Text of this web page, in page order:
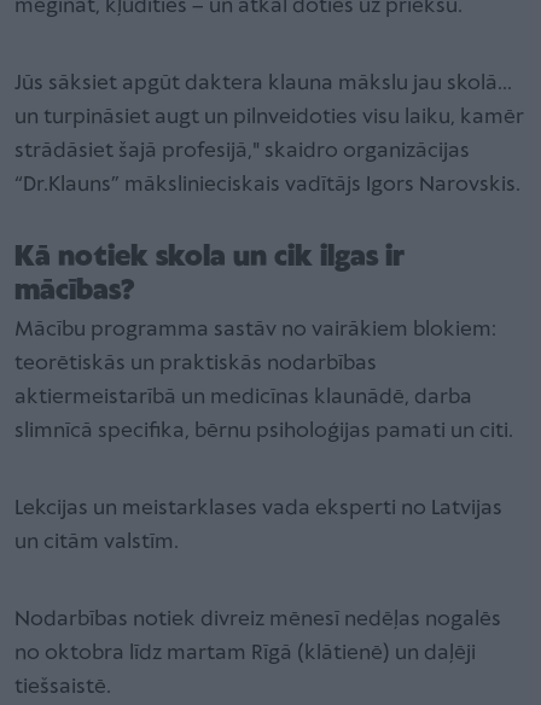
mēģināt, kļūdīties – un atkal doties uz priekšu.
Jūs sāksiet apgūt daktera klauna mākslu jau skolā...
un turpināsiet augt un pilnveidoties visu laiku, kamēr
strādāsiet šajā profesijā," skaidro organizācijas
“Dr.Klauns” mākslinieciskais vadītājs Igors Narovskis.
Kā notiek skola un cik ilgas ir
mācības?
Mācību programma sastāv no vairākiem blokiem:
teorētiskās un praktiskās nodarbības
aktiermeistarībā un medicīnas klaunādē, darba
slimnīcā specifika, bērnu psiholoģijas pamati un citi.
Lekcijas un meistarklases vada eksperti no Latvijas
un citām valstīm.
Nodarbības notiek divreiz mēnesī nedēļas nogalēs
no oktobra līdz martam Rīgā (klātienē) un daļēji
tiešsaistē.